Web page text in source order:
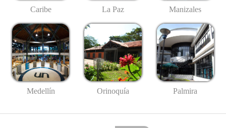
Caribe La Paz Manizales
Medellín Orinoquía Palmira